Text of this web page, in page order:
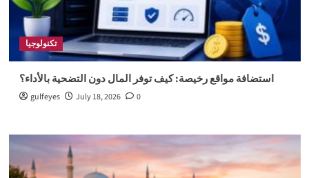
تكنولوجيا
استضافة مواقع رخيصة: كيف توفر المال دون التضحية بالأداء؟
gulfeyes July 18, 2026 0